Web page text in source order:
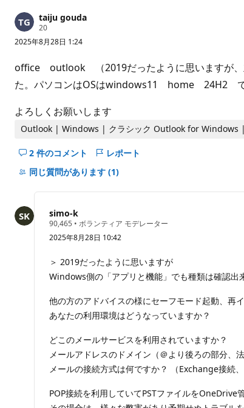
プ
taiju gouda
20評
価
の
イ
ン
ト
2025年8月28日 1:24
office outlook （2019だったように思いますが、
た。パソコンはOSはwindows11 home 24H2
よろしくお願いします
Outlook | Windows | クラシック Outlook for Windows
2 件のコメント
こ
の
コ
メ
ン
を
非
示
に
す
る
レポート
同じ質問があります (1)
simo-k
90,465 評
価
の
イ
ン
ト
• ボランティア モデレーター
2025年8月28日 10:42
＞ 2019だったように思いますが
Windows側の「アプリと機能」でも種類は確認出
他の方のアドバイスの様にセーフモード起動、再
あなたの利用環境はどうなっていますか？
どこのメールサービスを利用されていますか？
メールアドレスのドメイン（＠より後ろの部分、
メールの接続方式は何ですか？ （Exchange接続、
POP接続を利用していてPSTファイルをOneDrive